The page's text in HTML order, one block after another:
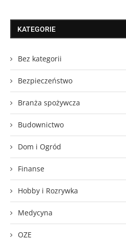
KATEGORIE
Bez kategorii
Bezpieczeństwo
Branża spożywcza
Budownictwo
Dom i Ogród
Finanse
Hobby i Rozrywka
Medycyna
OZE